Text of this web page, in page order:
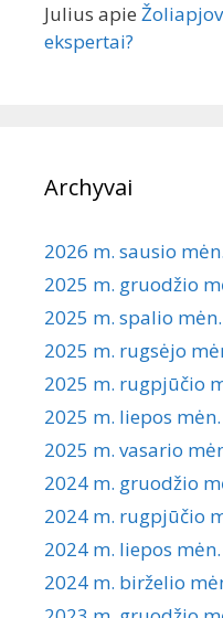
Julius apie
ekspertai?
Archyvai
2026 m. sausio mėn.
2025 m. gruodžio
2025 m. spalio mėn.
2025 m. rugsėjo
2025 m. rugpjūčio
2025 m. liepos mėn.
2025 m. vasario
2024 m. gruodžio
2024 m. rugpjūčio
2024 m. liepos mėn.
2024 m. birželio